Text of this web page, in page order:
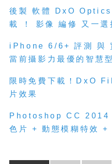
後製 軟體 DxO
載 ！ 影像 編修 又一選
iPhone 6/6+ 評測 與
當前攝影力最優的智慧
限時免費下載！DxO
片效果
Photoshop CC 2014
色片 + 動態模糊特效 +